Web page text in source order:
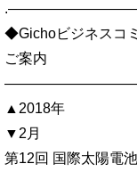
◆Gichoビジネスコ
ご案内
▲2018年
▼2月
第12回 国際太陽電